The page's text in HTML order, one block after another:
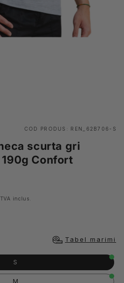
COD PRODUS: REN_62B706-S
scurta gri
Confort
TVA inclus.
Tabel marimi
S
M